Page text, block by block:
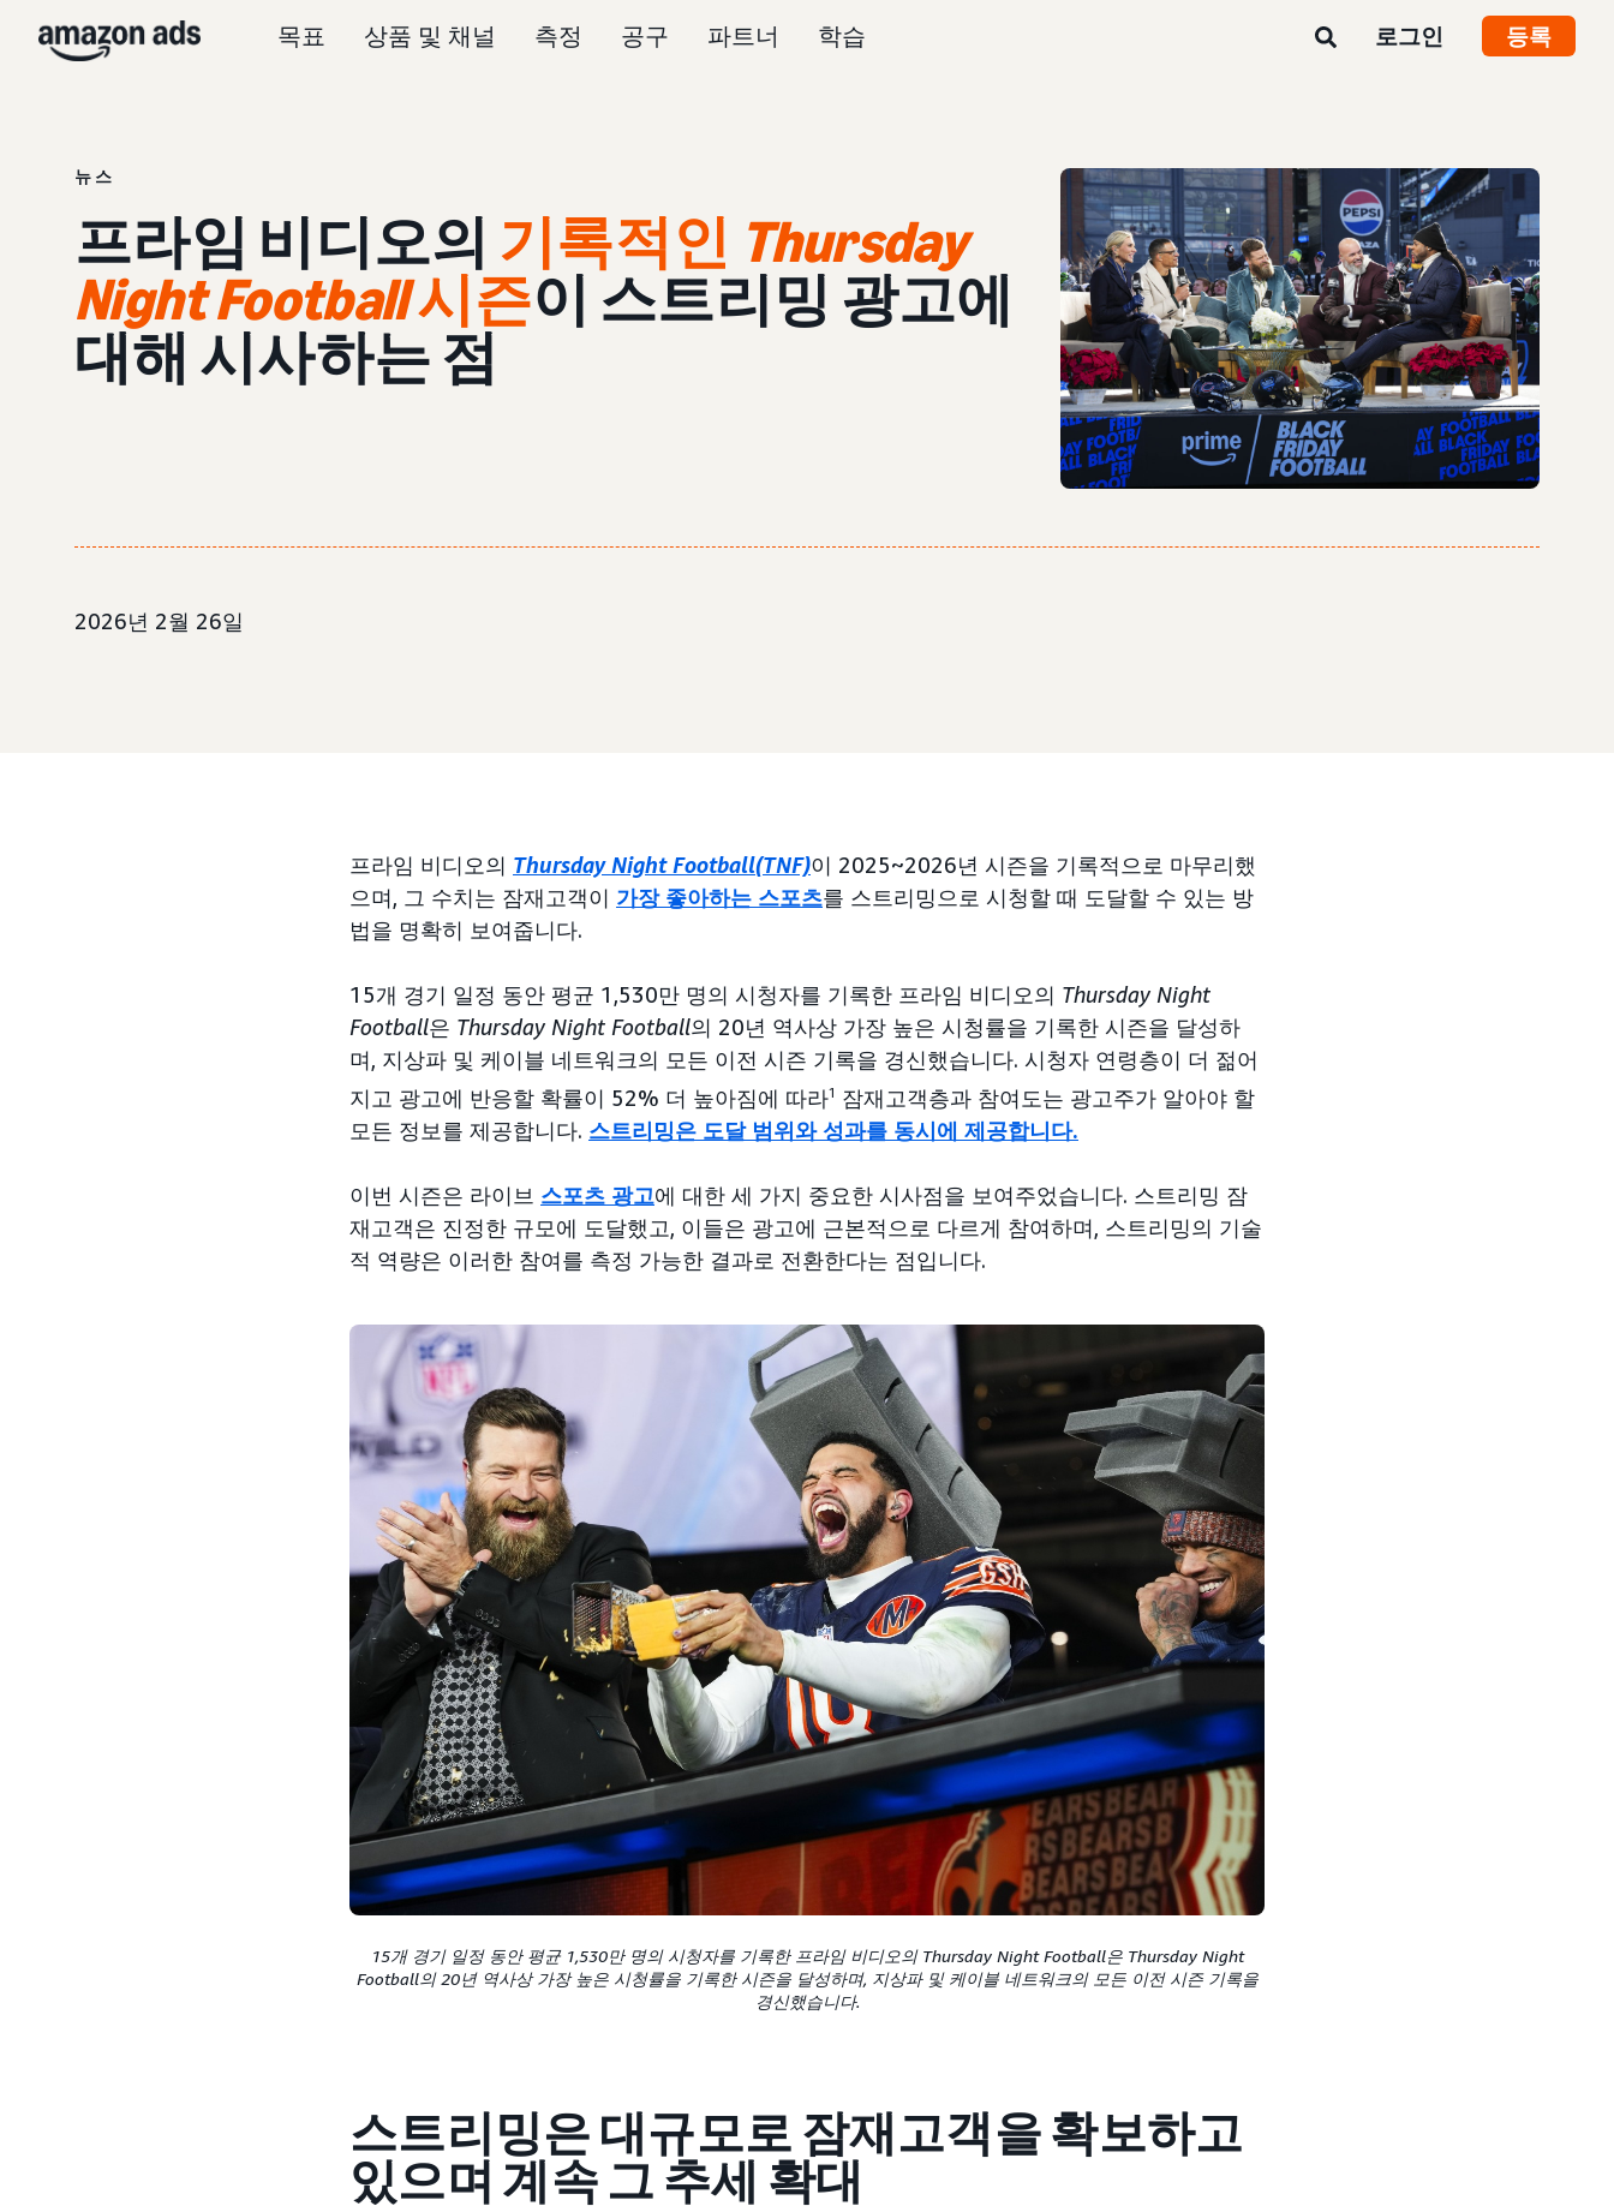
목표 상품 및 채널 측정 공구 파트너 학습 로그인 등록
뉴스
프라임 비디오의 기록적인 Thursday
Night Football시즌이 스트리밍 광고에
대해 시사하는 점
2026년 2월 26일
프라임 비디오의 Thursday Night Football(TNF)이 2025~2026년 시즌을 기록적으로 마무리했
으며, 그 수치는 잠재고객이 가장 좋아하는 스포츠를 스트리밍으로 시청할 때 도달할 수 있는 방
법을 명확히 보여줍니다.
15개 경기 일정 동안 평균 1,530만 명의 시청자를 기록한 프라임 비디오의 Thursday Night
Football은 Thursday Night Football의 20년 역사상 가장 높은 시청률을 기록한 시즌을 달성하
며, 지상파 및 케이블 네트워크의 모든 이전 시즌 기록을 경신했습니다. 시청자 연령층이 더 젊어
지고 광고에 반응할 확률이 52% 더 높아짐에 따라1
잠재고객층과 참여도는 광고주가 알아야 할
모든 정보를 제공합니다. 스트리밍은 도달 범위와 성과를 동시에 제공합니다.
이번 시즌은 라이브 스포츠 광고에 대한 세 가지 중요한 시사점을 보여주었습니다. 스트리밍 잠
재고객은 진정한 규모에 도달했고, 이들은 광고에 근본적으로 다르게 참여하며, 스트리밍의 기술
적 역량은 이러한 참여를 측정 가능한 결과로 전환한다는 점입니다.
15개 경기 일정 동안 평균 1,530만 명의 시청자를 기록한 프라임 비디오의 Thursday Night Football은 Thursday Night
Football의 20년 역사상 가장 높은 시청률을 기록한 시즌을 달성하며, 지상파 및 케이블 네트워크의 모든 이전 시즌 기록을
경신했습니다.
스트리밍은 대규모로 잠재고객을 확보하고
있으며 계속 그 추세 확대